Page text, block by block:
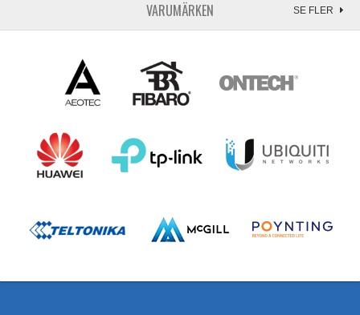
VARUMÄRKEN SE FLER